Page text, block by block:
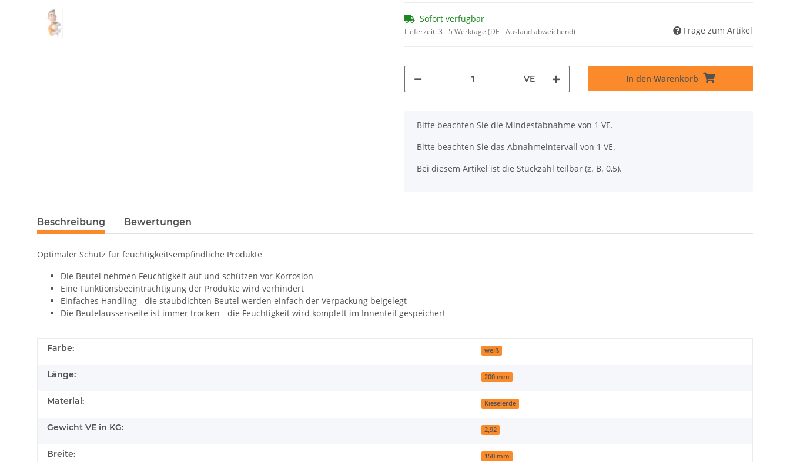
Sofort verfügbar
Lieferzeit:3 - 5 Werktage (DE - Ausland abweichend) Frage zum Artikel
VE In den Warenkorb
x
Bitte beachten Sie die Mindestabnahme von 1 VE.
Bitte beachten Sie das Abnahmeintervall von 1 VE.
Bei diesem Artikel ist die Stückzahl teilbar (z. B. 0,5).
Beschreibung Bewertungen
Optimaler Schutz für feuchtigkeitsempfindliche Produkte
Die Beutel nehmen Feuchtigkeit auf und schützen vor Korrosion
Eine Funktionsbeeinträchtigung der Produkte wird verhindert
Einfaches Handling - die staubdichten Beutel werden einfach der Verpackung beigelegt
Die Beutelaussenseite ist immer trocken - die Feuchtigkeit wird komplett im Innenteil gespeichert
Farbe: weiß
Länge: 200 mm
Material: Kieselerde
Gewicht VE in KG: 2,92
Breite: 150 mm